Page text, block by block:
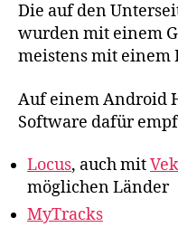
Die auf den
wurden mit einem
meistens mit einem
Auf einem Android
Software dafür
Locus, auch mit
möglichen Länder
MyTracks